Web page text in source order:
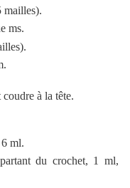
mailles).
ms.
à la tête.
ml.
du crochet, 1 ml,